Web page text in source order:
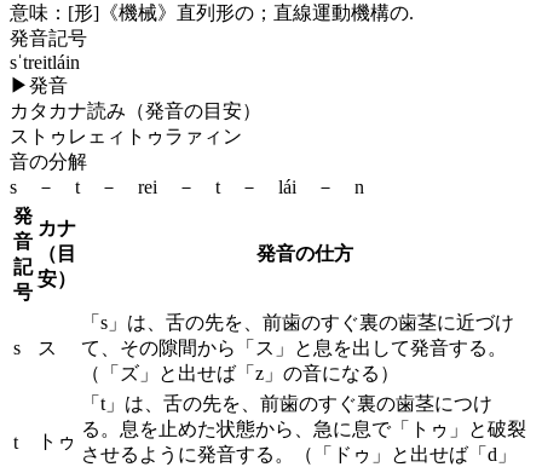
意味： [形] 《機械》直列形の；直線運動機構の.
発音記号
sˈtreitláin
▶発音
カタカナ読み（発音の目安）
ストゥレェィトゥラァィン
音の分解
s － t － rei － t － lái － n
発
音
記
号
カナ
（目
安）
発音の仕方
s ス
「s」は、舌の先を、前歯のすぐ裏の歯茎に近づけ
て、その隙間から「ス」と息を出して発音する。
（「ズ」と出せば「z」の音になる）
t トゥ
「t」は、舌の先を、前歯のすぐ裏の歯茎につけ
る。息を止めた状態から、急に息で「トゥ」と破裂
させるように発音する。（「ドゥ」と出せば「d」